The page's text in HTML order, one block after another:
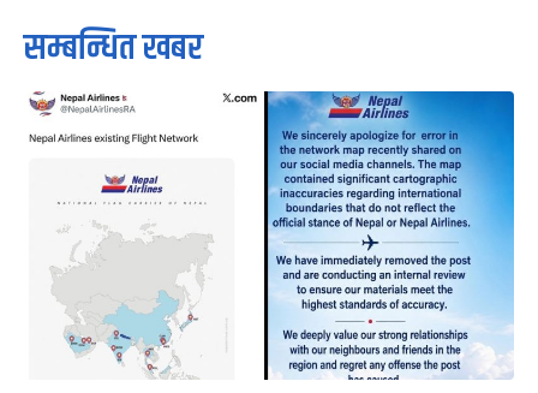
सम्बन्धित खबर